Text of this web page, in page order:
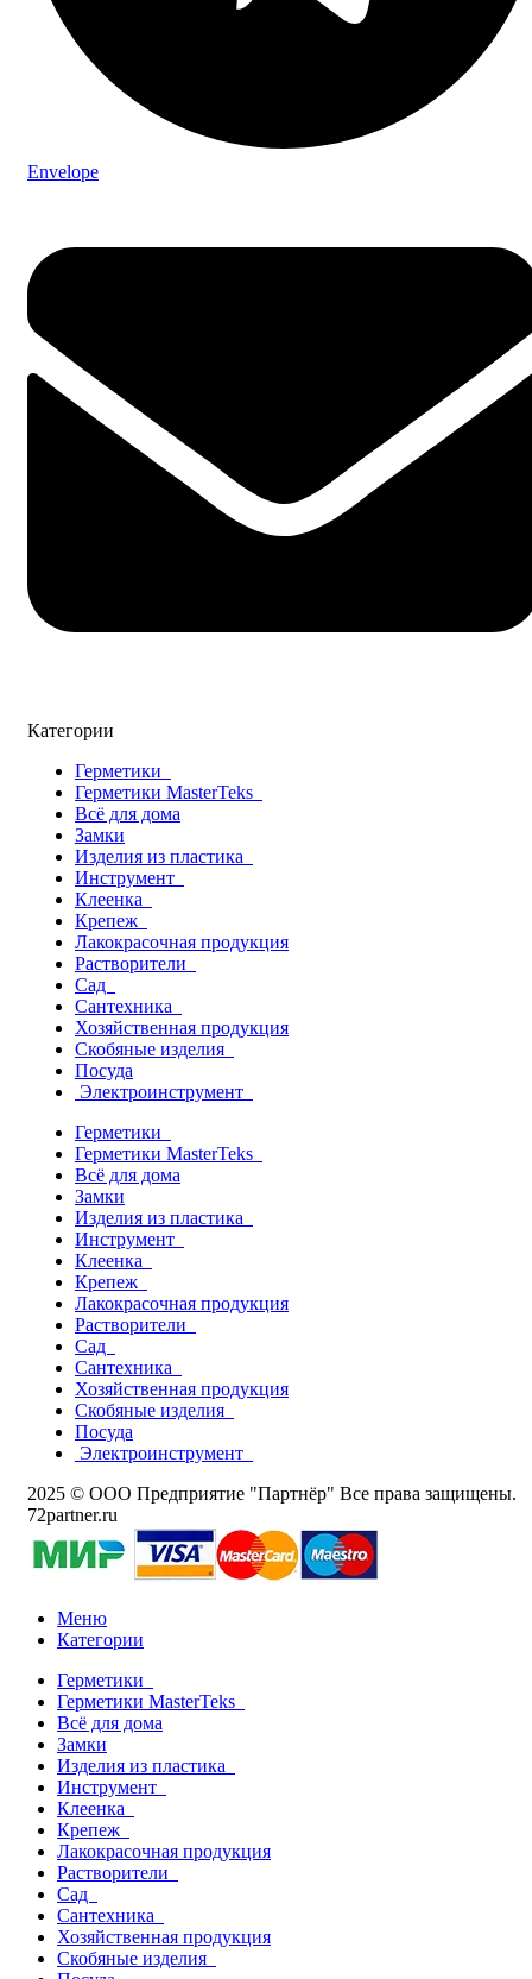
Envelope
Категории
Герметики
Герметики MasterTeks
Всё для дома
Замки
Изделия из пластика
Инструмент
Клеенка
Крепеж
Лакокрасочная продукция
Растворители
Сад
Сантехника
Хозяйственная продукция
Скобяные изделия
Посуда
Электроинструмент
Герметики
Герметики MasterTeks
Всё для дома
Замки
Изделия из пластика
Инструмент
Клеенка
Крепеж
Лакокрасочная продукция
Растворители
Сад
Сантехника
Хозяйственная продукция
Скобяные изделия
Посуда
Электроинструмент
2025 © ООО Предприятие "Партнёр" Все права защищены.
72partner.ru
Меню
Категории
Герметики
Герметики MasterTeks
Всё для дома
Замки
Изделия из пластика
Инструмент
Клеенка
Крепеж
Лакокрасочная продукция
Растворители
Сад
Сантехника
Хозяйственная продукция
Скобяные изделия